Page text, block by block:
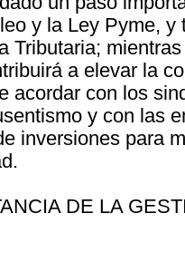
y la Ley Pyme,
Tributaria;
a elevar la
acordar con los
y con las
inversiones para
DE LA